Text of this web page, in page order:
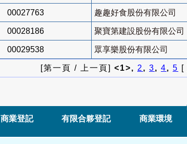
00027763 趣趣好食股份有限公司
00028186 聚寶第建設股份有限公司
00029538 眾享樂股份有限公司
[第一頁 / 上一頁] <1>, 2, 3, 4, 5 [
商業登記 有限合夥登記 商業環境